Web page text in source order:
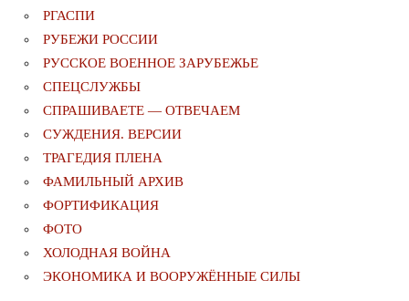
РГАСПИ
РУБЕЖИ РОССИИ
РУССКОЕ ВОЕННОЕ ЗАРУБЕЖЬЕ
СПЕЦСЛУЖБЫ
СПРАШИВАЕТЕ — ОТВЕЧАЕМ
СУЖДЕНИЯ. ВЕРСИИ
ТРАГЕДИЯ ПЛЕНА
ФАМИЛЬНЫЙ АРХИВ
ФОРТИФИКАЦИЯ
ФОТО
ХОЛОДНАЯ ВОЙНА
ЭКОНОМИКА И ВООРУЖЁННЫЕ СИЛЫ